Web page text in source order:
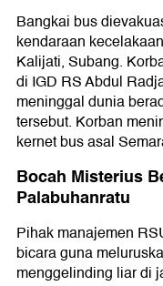
Bangkai bus
kendaraan
Kalijati, Subang.
di IGD RS Abdul
meninggal dunia
tersebut. Korban
kernet bus asal
Bocah Misterius
Palabuhanratu
Pihak manajemen
bicara guna
menggelinding liar di